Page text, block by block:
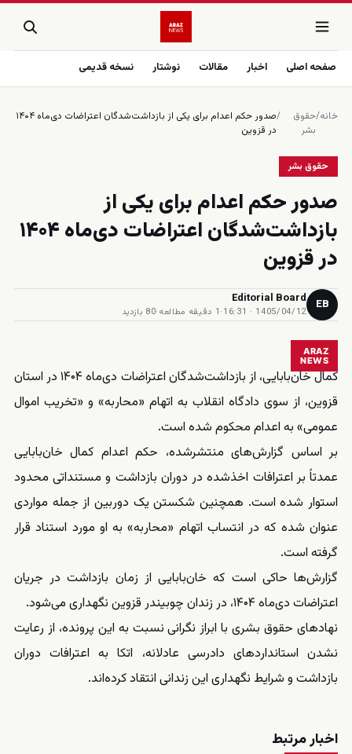
صفحه اصلی اخبار مقالات نوشتار نسخه قدیمی
خانه/حقوق
بشر
/
صدور حکم اعدام برای یکی از بازداشت‌شدگان اعتراضات دی‌ماه ۱۴۰۴
در قزوین
حقوق بشر
صدور حکم اعدام برای یکی از
بازداشت‌شدگان اعتراضات دی‌ماه ۱۴۰۴
در قزوین
EB
Editorial Board
1405/04/12 · 16:31
·1 دقیقه مطالعه ·80 بازدید
ARAZ
NEWS
کمال خان‌بابایی، از بازداشت‌شدگان اعتراضات دی‌ماه ۱۴۰۴ در استان
قزوین، از سوی دادگاه انقلاب به اتهام «محاربه» و «تخریب اموال
عمومی» به اعدام محکوم شده است.
بر اساس گزارش‌های منتشرشده، حکم اعدام کمال خان‌بابایی
عمدتاً بر اعترافات اخذشده در دوران بازداشت و مستنداتی محدود
استوار شده است. همچنین شکستن یک دوربین از جمله مواردی
عنوان شده که در انتساب اتهام «محاربه» به او مورد استناد قرار
گرفته است.
گزارش‌ها حاکی است که خان‌بابایی از زمان بازداشت در جریان
اعتراضات دی‌ماه ۱۴۰۴، در زندان چوبیندر قزوین نگهداری می‌شود.
نهادهای حقوق بشری با ابراز نگرانی نسبت به این پرونده، از رعایت
نشدن استانداردهای دادرسی عادلانه، اتکا به اعترافات دوران
بازداشت و شرایط نگهداری این زندانی انتقاد کرده‌اند.
اخبار مرتبط